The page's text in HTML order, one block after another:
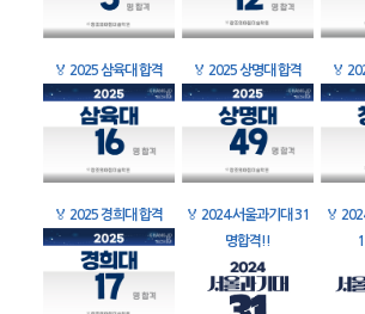
🏅 2025 삼육대 합격 🏅 2025 상명대 합격 🏅
🏅 2025 경희대 합격 🏅 2024 서울과기대 31
명합격!!
🏅